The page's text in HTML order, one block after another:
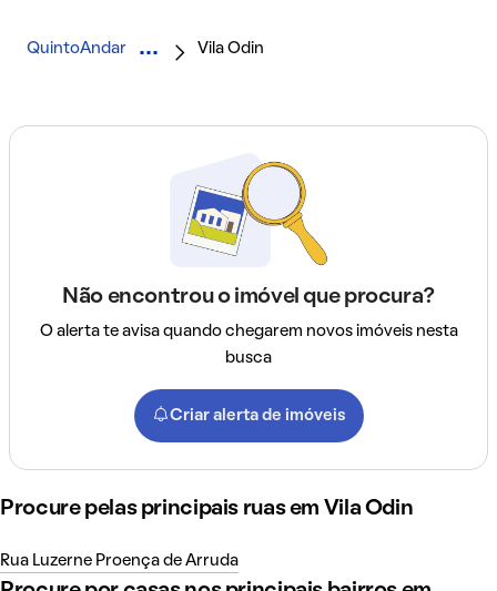
QuintoAndar Vila Odin
Não encontrou o imóvel que procura?
O alerta te avisa quando chegarem novos imóveis nesta
busca
Criar alerta de imóveis
Procure pelas principais ruas em Vila Odin
Rua Luzerne Proença de Arruda